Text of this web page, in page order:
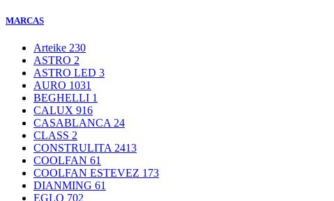
MARCAS
Arteike 230
ASTRO 2
ASTRO LED 3
AURO 1031
BEGHELLI 1
CALUX 916
CASABLANCA 24
CLASS 2
CONSTRULITA 2413
COOLFAN 61
COOLFAN ESTEVEZ 173
DIANMING 61
EGLO 702